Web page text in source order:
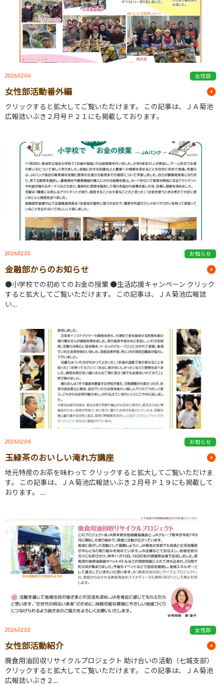
2026.02.06 女性部
女性部活動番外編
クリックすると拡大してご覧いただけます。 この記事は、ＪＡ菊池
広報誌いぶき２月号Ｐ２１にも掲載しております。
2026.02.05 お知らせ
金融部からのお知らせ
●小学校での初めてのお金の授業 ●生活応援キャンペーン クリック
すると拡大してご覧いただけます。 この記事は、ＪＡ菊池広報誌
い…
2026.02.04 お知らせ
玉緑茶のおいしい淹れ方講座
地元特産のお茶を味わって クリックすると拡大してご覧いただけま
す。 この記事は、ＪＡ菊池広報誌いぶき２月号Ｐ１９にも掲載して
おります。 …
2026.02.02 女性部
女性部活動紹介
廃食用油回収リサイクルプロジェクト 助け合いの活動（七城支部）
クリックすると拡大してご覧いただけます。 この記事は、ＪＡ菊池
広報誌いぶき２…